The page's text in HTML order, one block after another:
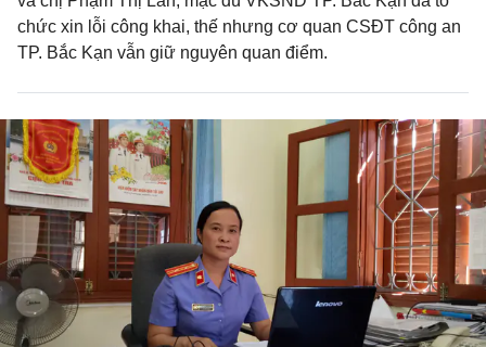
chức xin lỗi công khai, thế nhưng cơ quan CSĐT công an
TP. Bắc Kạn vẫn giữ nguyên quan điểm.